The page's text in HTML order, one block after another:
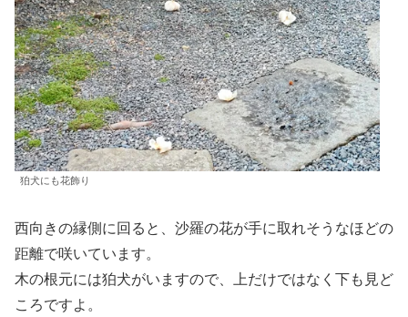
狛犬にも花飾り
西向きの縁側に回ると、沙羅の花が手に取れそうなほどの
距離で咲いています。
木の根元には狛犬がいますので、上だけではなく下も見ど
ころですよ。